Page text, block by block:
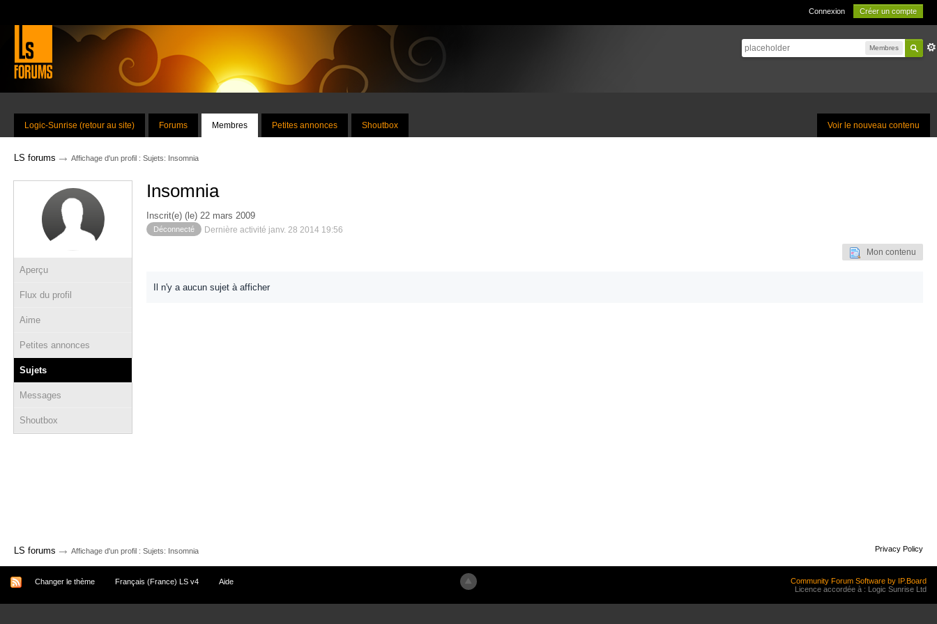
Connexion Créer un compte
Membres
Voir le nouveau contenu
Logic-Sunrise (retour au site) Forums Membres Petites annonces Shoutbox
LS forums → Affichage d'un profil : Sujets: Insomnia
Aperçu
Flux du profil
Aime
Petites annonces
Sujets
Messages
Shoutbox
Insomnia
Inscrit(e) (le) 22 mars 2009
Déconnecté Dernière activité janv. 28 2014 19:56
Mon contenu
Il n'y a aucun sujet à afficher
LS forums → Affichage d'un profil : Sujets: Insomnia Privacy Policy
Changer le thème Français (France) LS v4 Aide
Community Forum Software by IP.Board
Licence accordée à : Logic Sunrise Ltd